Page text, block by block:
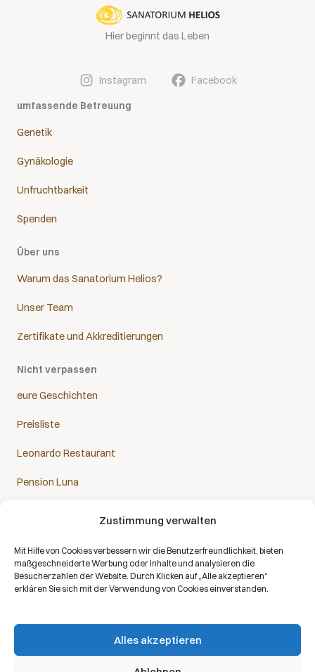
Zustimmung verwalten
Mit Hilfe von Cookies verbessern wir die Benutzerfreundlichkeit, bieten
maßgeschneiderte Werbung oder Inhalte und analysieren die
Besucherzahlen der Website. Durch Klicken auf „Alle akzeptieren“
erklären Sie sich mit der Verwendung von Cookies einverstanden.
Alles akzeptieren
Hier beginnt das Leben
Instagram Facebook
umfassende Betreuung
Genetik
Gynäkologie
Unfruchtbarkeit
Spenden
Über uns
Warum das Sanatorium Helios?
Unser Team
Zertifikate und Akkreditierungen
Nicht verpassen
eure Geschichten
Preisliste
Leonardo Restaurant
Pension Luna
Das Sanatorium Helios ist Partner aller Krankenkassen:
Copyright © 2026 | Alle Rechte vorbehalten | Sanatorium Helios DE